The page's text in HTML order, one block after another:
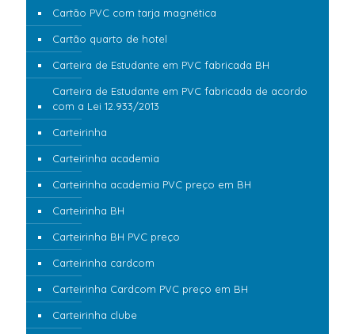
Cartão PVC com tarja magnética
Cartão quarto de hotel
Carteira de Estudante em PVC fabricada BH
Carteira de Estudante em PVC fabricada de acordo
com a Lei 12.933/2013
Carteirinha
Carteirinha academia
Carteirinha academia PVC preço em BH
Carteirinha BH
Carteirinha BH PVC preço
Carteirinha cardcom
Carteirinha Cardcom PVC preço em BH
Carteirinha clube